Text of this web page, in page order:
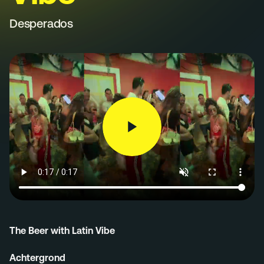
Experience
Influencer
Brand
PR & Media
Menu
Services
Work
Desperados
The Beer with Latin Vibe
Achtergrond